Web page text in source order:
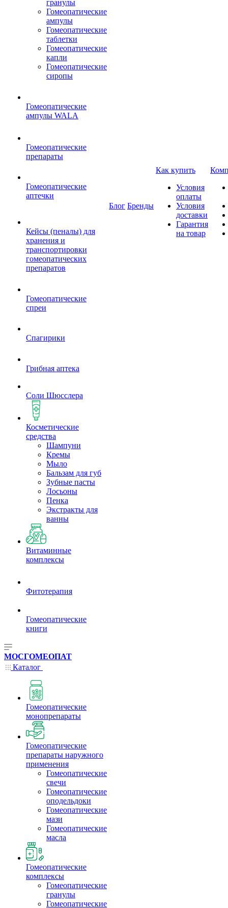
гранулы
Гомеопатические
ампулы
Гомеопатические
таблетки
Гомеопатические
капли
Гомеопатические
сиропы
Гомеопатические
ампулы WALA
Гомеопатические
препараты
Гомеопатические
аптечки
Кейсы (пеналы) для
хранения и
транспортировки
гомеопатических
препаратов
Гомеопатические
спреи
Спагирики
Грибная аптека
Соли Шюсслера
Косметические
средства
Шампуни
Кремы
Мыло
Бальзам для губ
Зубные пасты
Лосьоны
Пенка
Экстракты для
ванны
Витаминные
комплексы
Фитотерапия
Гомеопатические
книги
Блог Бренды
Как купить
Условия
оплаты
Условия
доставки
Гарантия
на товар
МОСГОМЕОПАТ
Каталог
Гомеопатические
монопрепараты
Гомеопатические
препараты наружного
применения
Гомеопатические
свечи
Гомеопатические
оподельдоки
Гомеопатические
мази
Гомеопатические
масла
Гомеопатические
комплексы
Гомеопатические
гранулы
Гомеопатические